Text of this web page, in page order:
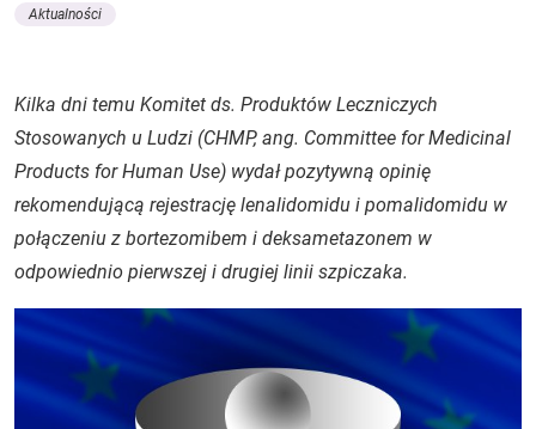
Aktualności
Kilka dni temu Komitet ds. Produktów Leczniczych
Stosowanych u Ludzi (CHMP, ang. Committee for Medicinal
Products for Human Use) wydał pozytywną opinię
rekomendującą rejestrację lenalidomidu i pomalidomidu w
połączeniu z bortezomibem i deksametazonem w
odpowiednio pierwszej i drugiej linii szpiczaka.